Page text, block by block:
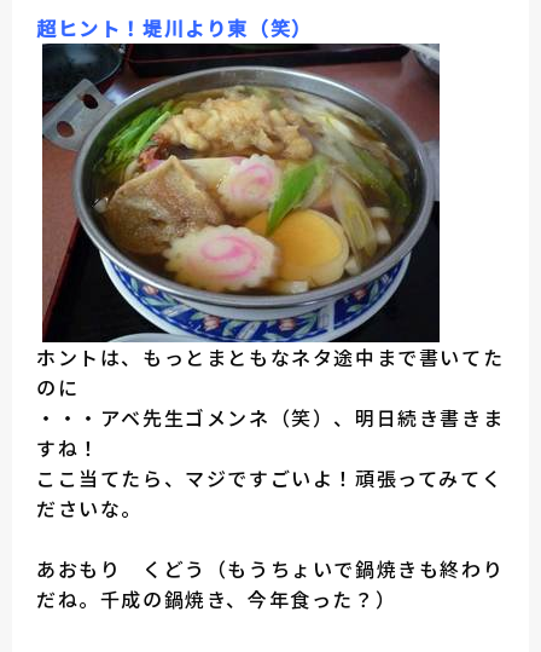
超ヒント！堤川より東（笑）
ホントは、もっとまともなネタ途中まで書いてた
のに
・・・アベ先生ゴメンネ（笑）、明日続き書きま
すね！
ここ当てたら、マジですごいよ！頑張ってみてく
ださいな。
あおもり くどう（もうちょいで鍋焼きも終わり
だね。千成の鍋焼き、今年食った？）